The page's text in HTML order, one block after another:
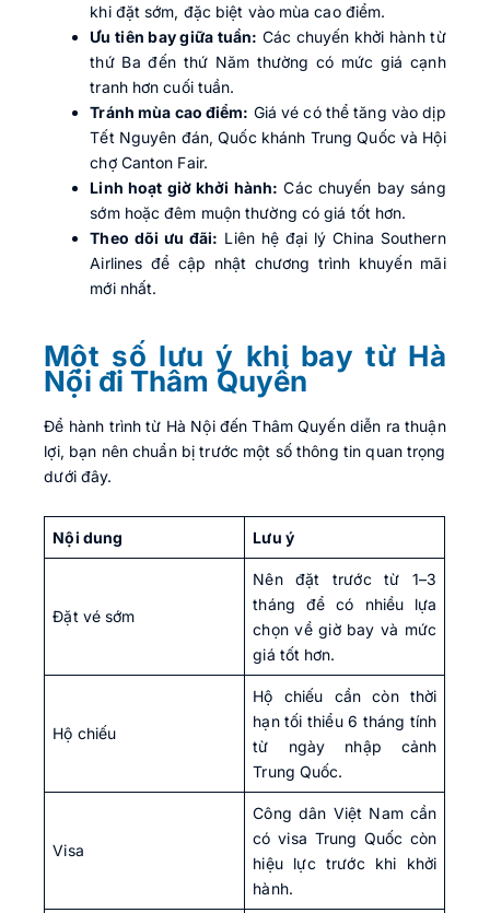
khi đặt sớm, đặc biệt vào mùa cao điểm.
Ưu tiên bay giữa tuần: Các chuyến khởi hành từ
thứ Ba đến thứ Năm thường có mức giá cạnh
tranh hơn cuối tuần.
Tránh mùa cao điểm: Giá vé có thể tăng vào dịp
Tết Nguyên đán, Quốc khánh Trung Quốc và Hội
chợ Canton Fair.
Linh hoạt giờ khởi hành: Các chuyến bay sáng
sớm hoặc đêm muộn thường có giá tốt hơn.
Theo dõi ưu đãi: Liên hệ đại lý China Southern
Airlines để cập nhật chương trình khuyến mãi
mới nhất.
Một số lưu ý khi bay từ Hà
Nội đi Thâm Quyến
Để hành trình từ Hà Nội đến Thâm Quyến diễn ra thuận
lợi, bạn nên chuẩn bị trước một số thông tin quan trọng
dưới đây.
Nội dung Lưu ý
Đặt vé sớm
Nên đặt trước từ 1–3
tháng để có nhiều lựa
chọn về giờ bay và mức
giá tốt hơn.
Hộ chiếu
Hộ chiếu cần còn thời
hạn tối thiểu 6 tháng tính
từ ngày nhập cảnh
Trung Quốc.
Visa
Công dân Việt Nam cần
có visa Trung Quốc còn
hiệu lực trước khi khởi
hành.